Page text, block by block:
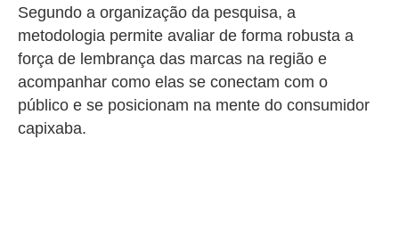
Segundo a organização da pesquisa, a
metodologia permite avaliar de forma robusta a
força de lembrança das marcas na região e
acompanhar como elas se conectam com o
público e se posicionam na mente do consumidor
capixaba.